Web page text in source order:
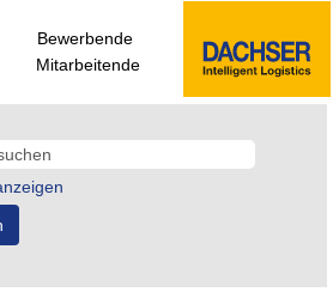
Bewerbende
Mitarbeitende